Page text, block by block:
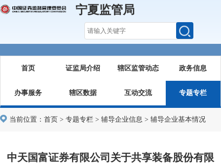
宁夏监管局
首页 证监局介绍 辖区监管动态 政务信息
办事服务 辖区数据 互动交流 专题专栏
当前位置： 首页 > 专题专栏 > 辅导企业信息 > 辅导企业基本情况
中天国富证券有限公司关于共享装备股份有限